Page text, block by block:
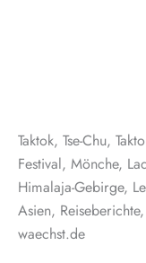
Taktok, Tse-Chu,
Festival, Mönche,
Himalaja-Gebirge,
Asien,
waechst.de